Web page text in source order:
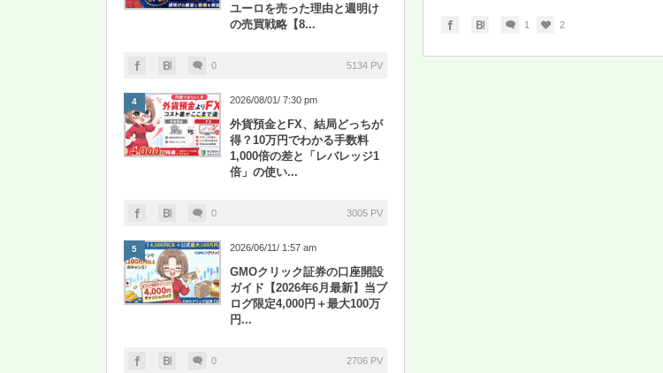
1 2
ユーロを売った理由と週明け
の売買戦略【8...
0 5134 PV
4 2026/08/01/ 7:30 pm
外貨預金とFX、結局どっちが
得？10万円でわかる手数料
1,000倍の差と「レバレッジ1
倍」の使い...
0 3005 PV
5 2026/06/11/ 1:57 am
GMOクリック証券の口座開設
ガイド【2026年6月最新】当ブ
ログ限定4,000円＋最大100万
円...
0 2706 PV